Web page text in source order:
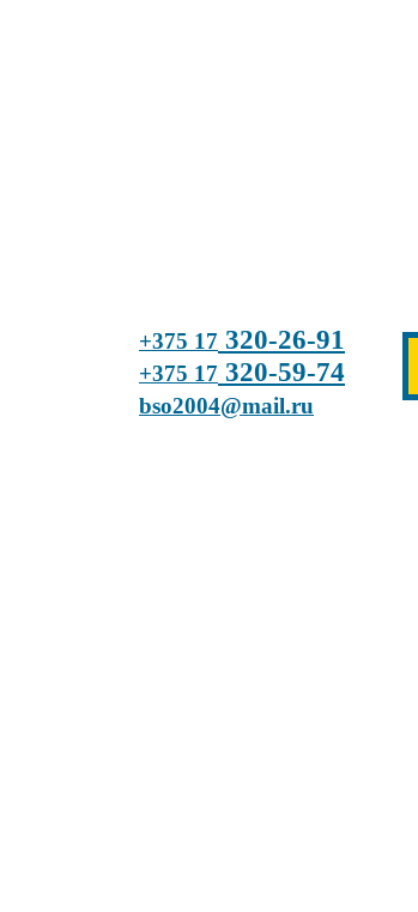
+375 17 320-26-91
+375 17 320-59-74
bso2004@mail.ru